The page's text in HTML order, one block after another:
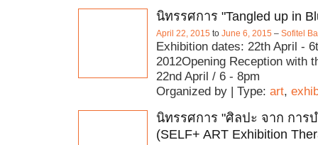
นิทรรศการ "Tangled up in
April 22, 2015 to June 6, 2015 – Sofitel
Exhibition dates: 22th April -
2012Opening Reception with
22nd April / 6 - 8pm
Organized by | Type: art,
นิทรรศการ "ศิลปะ จาก การ
(SELF+ ART Exhibition